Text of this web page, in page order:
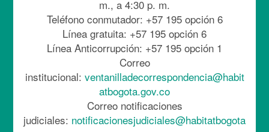
m., a 4:30 p. m.
Teléfono conmutador: +57 195 opción 6
Línea gratuita: +57 195 opción 6
Línea Anticorrupción: +57 195 opción 1
Correo
institucional: ventanilladecorrespondencia@habit
atbogota.gov.co
Correo notificaciones
judiciales: notificacionesjudiciales@habitatbogota